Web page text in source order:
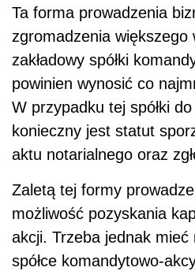
Ta forma prowadzenia
zgromadzenia większego
zakładowy spółki
powinien wynosić co
W przypadku tej spółki
konieczny jest statut
aktu notarialnego oraz
Zaletą tej formy
możliwość pozyskania
akcji. Trzeba jednak
spółce komandytowo-